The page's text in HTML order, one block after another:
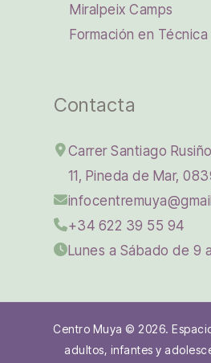
Miralpeix Camps
Formación en
Contacta
Carrer Santiago
11, Pineda de Mar,
+34 622 39 55 94
Lunes a Sábado de 9
Centro Muya © 2026.
adultos, infantes y